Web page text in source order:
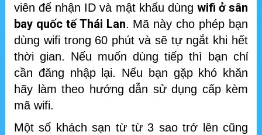
viên để nhận ID và mật khẩu dùng wifi ở sân
bay quốc tế Thái Lan. Mã này cho phép bạn
dùng wifi trong 60 phút và sẽ tự ngắt khi hết
thời gian. Nếu muốn dùng tiếp thì bạn chỉ
cần đăng nhập lại. Nếu bạn gặp khó khăn
hãy làm theo hướng dẫn sử dụng cấp kèm
mã wifi.
Một số khách sạn từ từ 3 sao trở lên cũng